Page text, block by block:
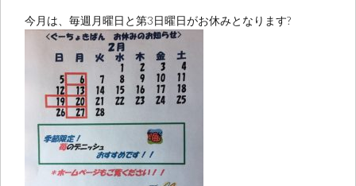
今月は、毎週月曜日と第3日曜日がお休みとなります?